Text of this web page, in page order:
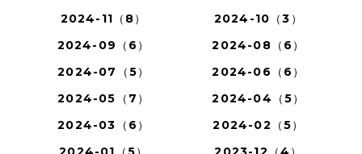
2024-11（8）
2024-10（3）
2024-09（6）
2024-08（6）
2024-07（5）
2024-06（6）
2024-05（7）
2024-04（5）
2024-03（6）
2024-02（5）